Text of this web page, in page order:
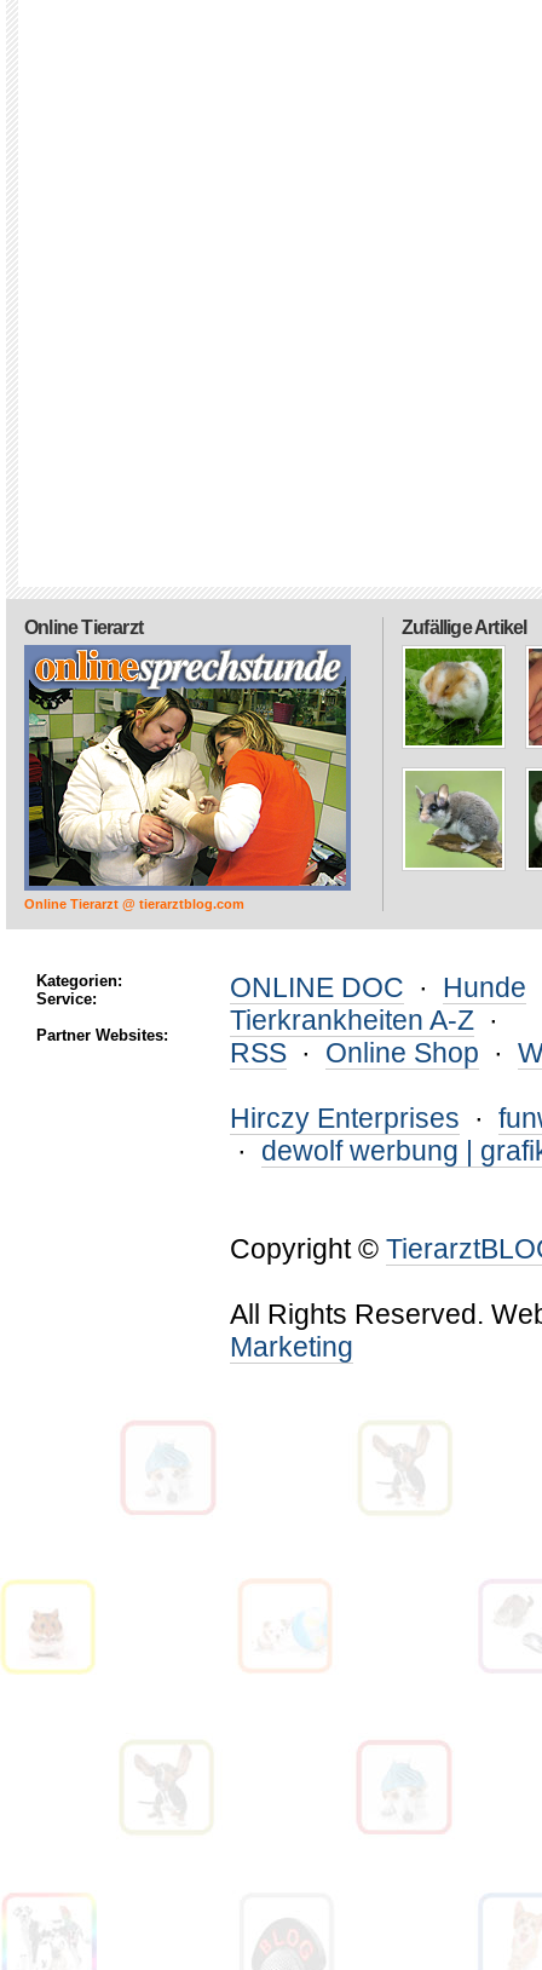
Zufällige Artikel
Online Tierarzt
Online Tierarzt @ tierarztblog.com
Kategorien:
Service:
Partner Websites:
ONLINE DOC · Hunde
Tierkrankheiten A-Z ·
RSS · Online Shop ·
Hirczy Enterprises ·
· dewolf werbung |
Copyright ©
All Rights Reserved.
Marketing